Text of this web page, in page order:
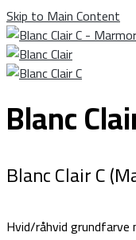
Skip to Main Content
Blanc
Blanc Clair C
Hvid/råhvid grundfarve